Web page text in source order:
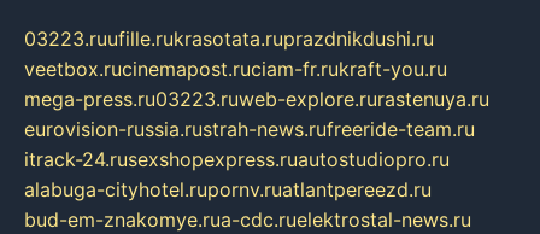
03223.ruufille.rukrasotata.ruprazdnikdushi.ru
veetbox.rucinemapost.ruciam-fr.rukraft-you.ru
mega-press.ru03223.ruweb-explore.rurastenuya.ru
eurovision-russia.rustrah-news.rufreeride-team.ru
itrack-24.rusexshopexpress.ruautostudiopro.ru
alabuga-cityhotel.rupornv.ruatlantpereezd.ru
bud-em-znakomye.rua-cdc.ruelektrostal-news.ru